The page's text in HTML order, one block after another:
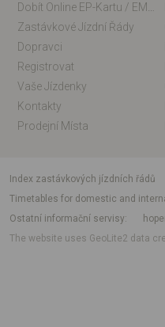
Zastávkové Jízdní Řády
Dopravci
Registrovat
Vaše Jízdenky
Kontakty
Prodejní Místa
index zastávkových jízdních řádů
Timetables for domestic and
Ostatní informační servisy
The website uses GeoLite2 data